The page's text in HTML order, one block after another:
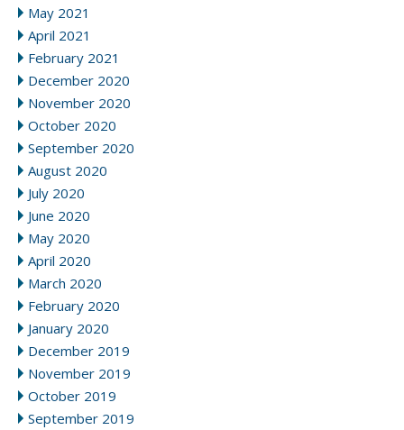
May 2021
April 2021
February 2021
December 2020
November 2020
October 2020
September 2020
August 2020
July 2020
June 2020
May 2020
April 2020
March 2020
February 2020
January 2020
December 2019
November 2019
October 2019
September 2019